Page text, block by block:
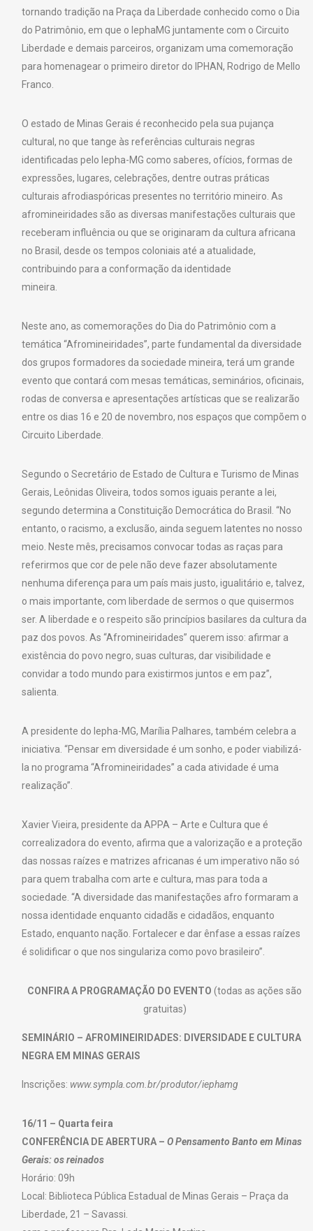
tornando tradição na Praça da Liberdade conhecido como o Dia
do Patrimônio, em que o IephaMG juntamente com o Circuito
Liberdade e demais parceiros, organizam uma comemoração
para homenagear o primeiro diretor do IPHAN, Rodrigo de Mello
Franco.
O estado de Minas Gerais é reconhecido pela sua pujança
cultural, no que tange às referências culturais negras
identificadas pelo Iepha-MG como saberes, ofícios, formas de
expressões, lugares, celebrações, dentre outras práticas
culturais afrodiaspóricas presentes no território mineiro. As
afromineiridades são as diversas manifestações culturais que
receberam influência ou que se originaram da cultura africana
no Brasil, desde os tempos coloniais até a atualidade,
contribuindo para a conformação da identidade
mineira.
Neste ano, as comemorações do Dia do Patrimônio com a
temática “Afromineiridades”, parte fundamental da diversidade
dos grupos formadores da sociedade mineira, terá um grande
evento que contará com mesas temáticas, seminários, oficinais,
rodas de conversa e apresentações artísticas que se realizarão
entre os dias 16 e 20 de novembro, nos espaços que compõem o
Circuito Liberdade.
Segundo o Secretário de Estado de Cultura e Turismo de Minas
Gerais, Leônidas Oliveira, todos somos iguais perante a lei,
segundo determina a Constituição Democrática do Brasil. “No
entanto, o racismo, a exclusão, ainda seguem latentes no nosso
meio. Neste mês, precisamos convocar todas as raças para
referirmos que cor de pele não deve fazer absolutamente
nenhuma diferença para um país mais justo, igualitário e, talvez,
o mais importante, com liberdade de sermos o que quisermos
ser. A liberdade e o respeito são princípios basilares da cultura da
paz dos povos. As “Afromineiridades” querem isso: afirmar a
existência do povo negro, suas culturas, dar visibilidade e
convidar a todo mundo para existirmos juntos e em paz”,
salienta.
A presidente do Iepha-MG, Marília Palhares, também celebra a
iniciativa. “Pensar em diversidade é um sonho, e poder viabilizá-
la no programa “Afromineiridades” a cada atividade é uma
realização”.
Xavier Vieira, presidente da APPA – Arte e Cultura que é
correalizadora do evento, afirma que a valorização e a proteção
das nossas raízes e matrizes africanas é um imperativo não só
para quem trabalha com arte e cultura, mas para toda a
sociedade. “A diversidade das manifestações afro formaram a
nossa identidade enquanto cidadãs e cidadãos, enquanto
Estado, enquanto nação. Fortalecer e dar ênfase a essas raízes
é solidificar o que nos singulariza como povo brasileiro”.
CONFIRA A PROGRAMAÇÃO DO EVENTO (todas as ações são
gratuitas)
SEMINÁRIO – AFROMINEIRIDADES: DIVERSIDADE E CULTURA
NEGRA EM MINAS GERAIS
Inscrições: www.sympla.com.br/produtor/iephamg
16/11 – Quarta feira
CONFERÊNCIA DE ABERTURA – O Pensamento Banto em Minas
Gerais: os reinados
Horário: 09h
Local: Biblioteca Pública Estadual de Minas Gerais – Praça da
Liberdade, 21 – Savassi.